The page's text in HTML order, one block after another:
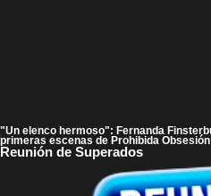
"Un elenco hermoso": Fernanda
primeras escenas de Prohibida Obsesión
Reunión de Superados